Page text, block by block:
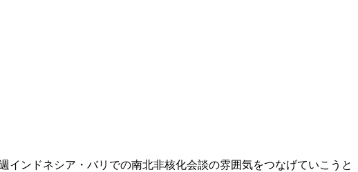
ンドネシア・バリでの南北非核化会談の雰囲気をつなげていこうと